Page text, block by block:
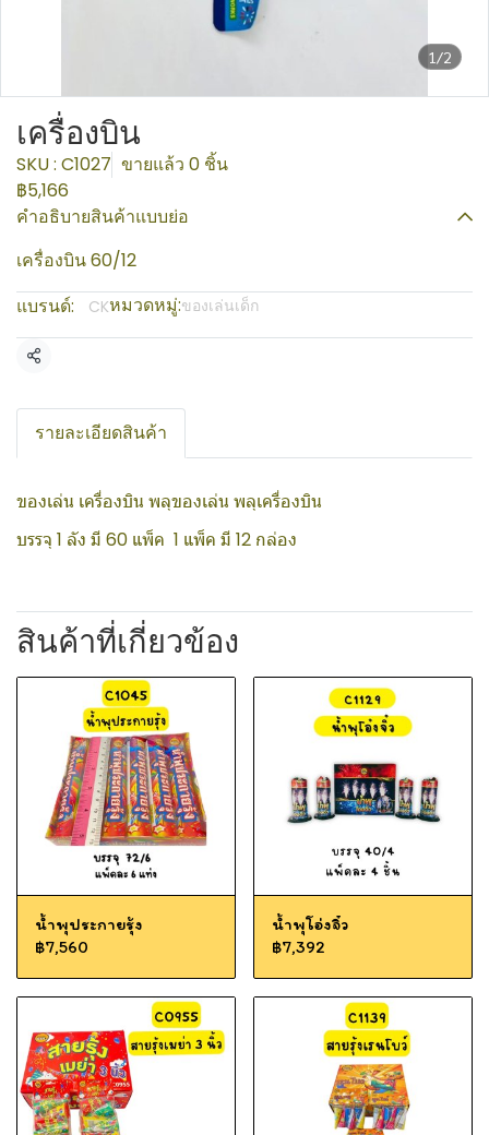
1/2
เครื่องบิน
SKU : C1027 ขายแล้ว 0 ชิ้น
฿5,166
คำอธิบายสินค้าแบบย่อ
เครื่องบิน 60/12
แบรนด์:
CKหมวดหมู่:ของเล่นเด็ก
แชร์
รายละเอียดสินค้า
ของเล่น เครื่องบิน พลุของเล่น พลุเครื่องบิน
บรรจุ 1 ลัง มี 60 แพ็ค 1 แพ็ค มี 12 กล่อง
สินค้าที่เกี่ยวข้อง
น้ำพุประกายรุ้ง
฿7,560
น้ำพุโอ่งจิ๋ว
฿7,392